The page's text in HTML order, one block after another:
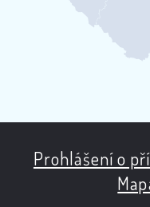
Prohlášení o